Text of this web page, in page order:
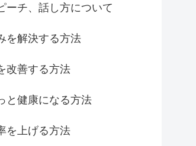
ーチ、話し方について
を解決する方法
改善する方法
と健康になる方法
を上げる方法